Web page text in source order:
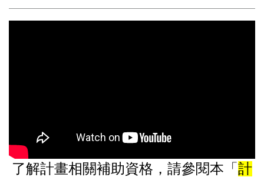
了解計畫相關補助資格，請參閱本「 計